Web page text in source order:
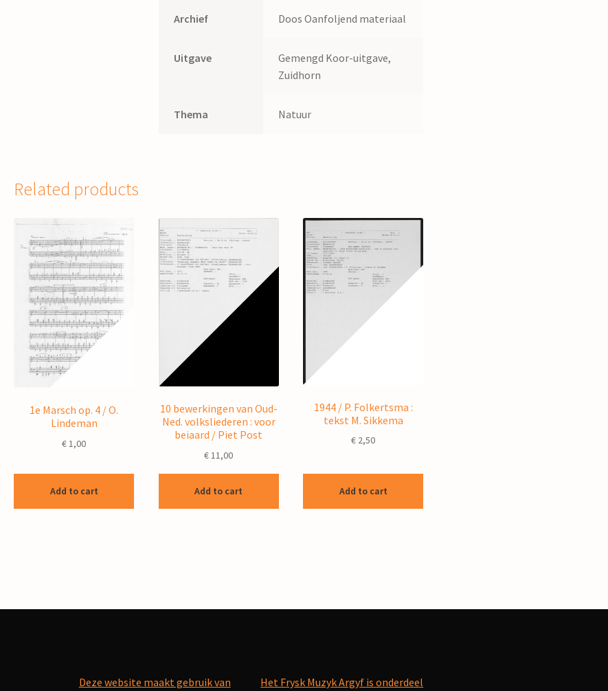
Archief Doos Oanfoljend materiaal
Uitgave
Gemengd Koor-uitgave,
Zuidhorn
Thema Natuur
Related products
1e Marsch op. 4 / O.
Lindeman
€1,00
Add to cart
10 bewerkingen van Oud-
Ned. volksliederen : voor
beiaard / Piet Post
€ 11,00
Add to cart
1944 / P. Folkertsma :
tekst M. Sikkema
€ 2,50
Add to cart
Deze website maakt gebruik van Het Frysk Muzyk Argyf is onderdeel